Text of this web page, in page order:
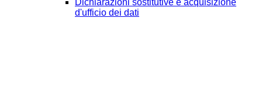
Dichiarazioni sostitutive e acquisizione
d'ufficio dei dati